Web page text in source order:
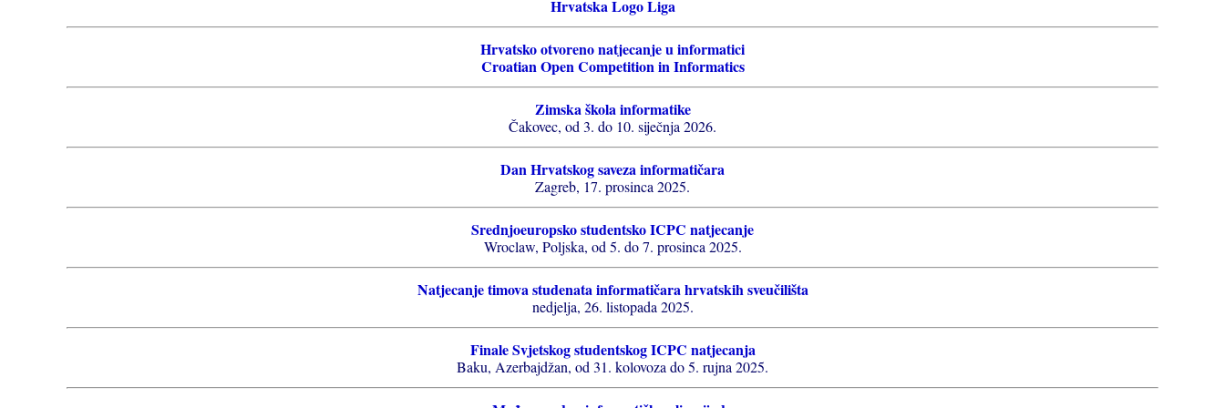
Hrvatska Logo Liga
Hrvatsko otvoreno natjecanje u informatici
Croatian Open Competition in Informatics
Zimska škola informatike
Čakovec, od 3. do 10. siječnja 2026.
Dan Hrvatskog saveza informatičara
Zagreb, 17. prosinca 2025.
Srednjoeuropsko studentsko ICPC natjecanje
Wroclaw, Poljska, od 5. do 7. prosinca 2025.
Natjecanje timova studenata informatičara hrvatskih sveučilišta
nedjelja, 26. listopada 2025.
Finale Svjetskog studentskog ICPC natjecanja
Baku, Azerbajdžan, od 31. kolovoza do 5. rujna 2025.